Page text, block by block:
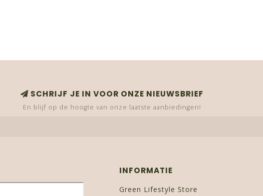
SCHRIJF JE IN VOOR ONZE NIEUWSBRIEF
En blijf op de hoogte van onze laatste aanbiedingen!
INFORMATIE
Green Lifestyle Store